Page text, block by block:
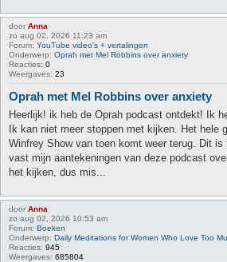
door Anna
zo aug 02, 2026 11:23 am
Forum: YouTube video's + vertalingen
Onderwerp: Oprah met Mel Robbins over anxiety
Reacties: 0
Weergaves: 23
Oprah met Mel Robbins over anxiety
Heerlijk! ik heb de Oprah podcast ontdekt! Ik
Ik kan niet meer stoppen met kijken. Het hele
Winfrey Show van toen komt weer terug. Dit
vast mijn aantekeningen van deze podcast
het kijken, dus mis...
door Anna
zo aug 02, 2026 10:53 am
Forum: Boeken
Onderwerp: Daily Meditations for Women Who Love Too
Reacties: 945
Weergaves: 685804